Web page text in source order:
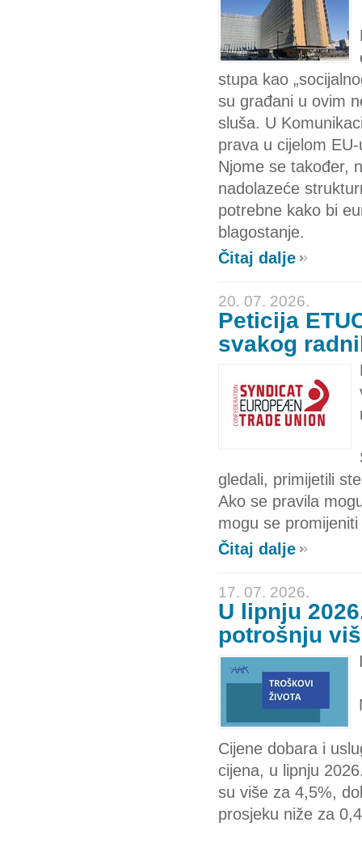
stupa kao
su građani u ovim
sluša. U
prava u cijelom
Njome se također,
nadolazeće
potrebne kako bi
blagostanje.
Čitaj dalje
20. 07. 2026.
Peticija
svakog
gledali, primijetili
Ako se pravila
mogu se
Čitaj dalje
17. 07. 2026.
U lipnju
potrošnju
Cijene dobara i
cijena, u lipnju
su više za 4,5%,
prosjeku niže za